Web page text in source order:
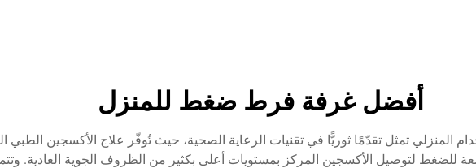
أفضل غرفة فرط ضغط للمنزل
المنزلي تمثل تقدّمًا ثوريًّا في تقنيات الرعاية الصحية، حيث تُوفّر علاج الأكسجين
للضغط لتوصيل الأكسجين المركز بمستويات أعلى بكثير من الظروف الجوية العادية.